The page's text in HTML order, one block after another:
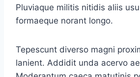
Pluviaque militis nitidis aliis
formaeque norant longo.
Tepescunt diverso magni
lanient. Addidit unda acervo